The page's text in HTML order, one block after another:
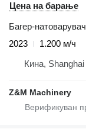
Цена на барање
Багер-натоварувач
2023
1.200 м/ч
Кина, Shanghai
Z&M Machinery